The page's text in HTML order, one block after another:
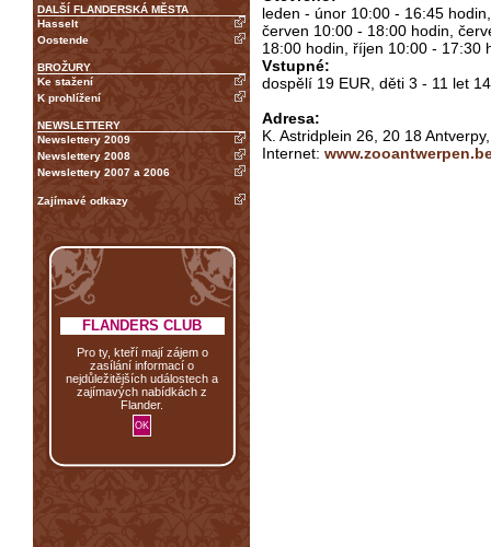
DALŠÍ FLANDERSKÁ MĚSTA
Hasselt
Oostende
BROŽURY
Ke stažení
K prohlížení
NEWSLETTERY
Newslettery 2009
Newslettery 2008
Newslettery 2007 a 2006
Zajímavé odkazy
FLANDERS CLUB
Pro ty, kteří mají zájem o
zasílání informací o
nejdůležitějších událostech a
zajímavých nabídkách z
Flander.
leden - únor 10:00 - 16:45
červen 10:00 - 18:00 hodin,
18:00 hodin, říjen 10:00 - 17:30
Vstupné:
dospělí 19 EUR, děti 3 - 11 let
Adresa:
K. Astridplein 26, 20 18
Internet: